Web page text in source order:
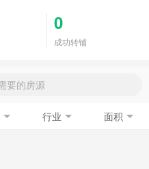
0
成功转铺
行业 面积